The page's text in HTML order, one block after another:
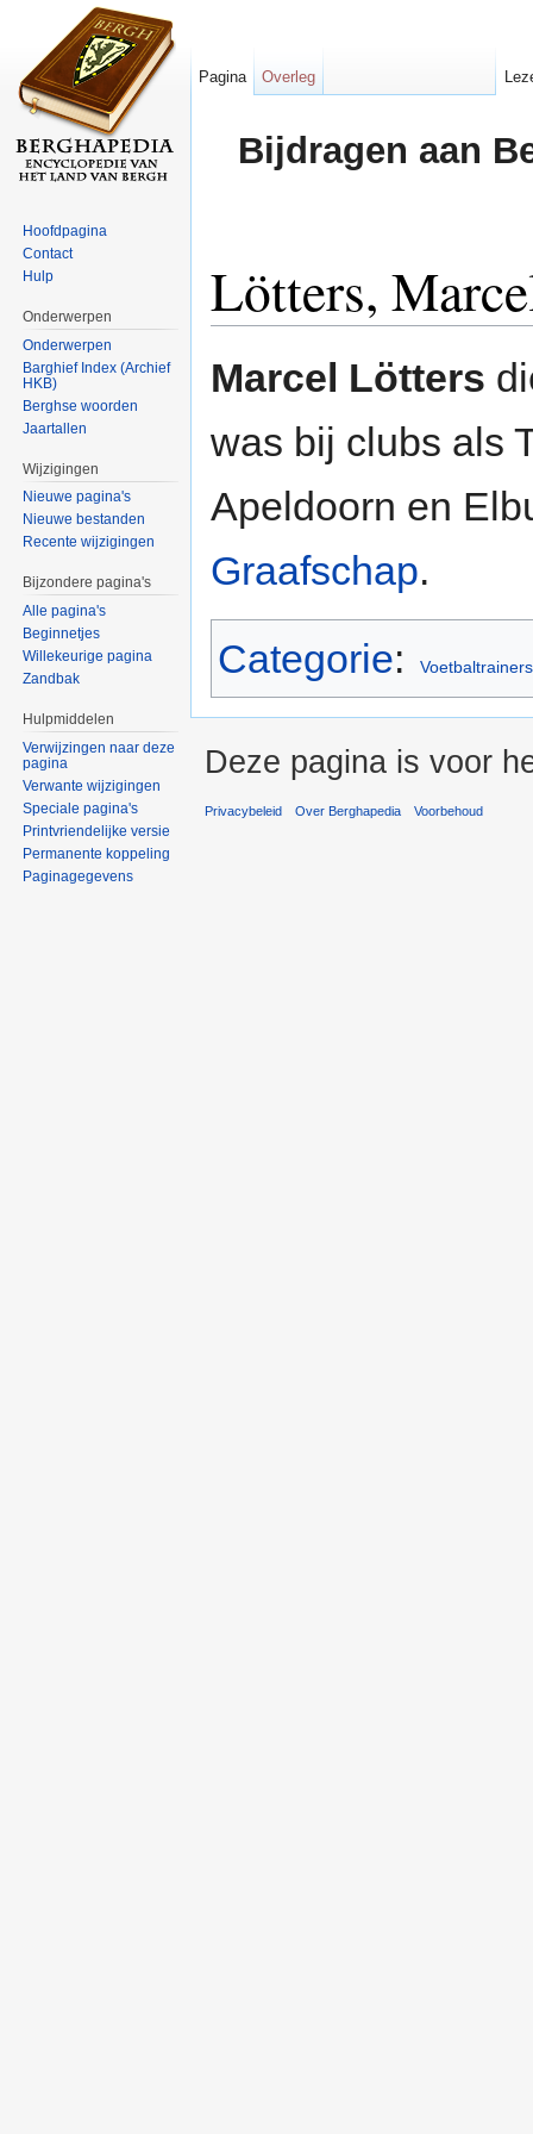
Bijdragen aan
Lötters,
Marcel Lötters
was bij clubs als
Apeldoorn en
Graafschap.
Categorie: Voetbaltrainers
Pagina Overleg
Hoofdpagina
Contact
Hulp
Onderwerpen
Onderwerpen
Barghief Index (Archief
HKB)
Berghse woorden
Jaartallen
Wijzigingen
Nieuwe pagina's
Nieuwe bestanden
Recente wijzigingen
Bijzondere pagina's
Alle pagina's
Beginnetjes
Willekeurige pagina
Zandbak
Hulpmiddelen
Verwijzingen naar deze
pagina
Verwante wijzigingen
Speciale pagina's
Printvriendelijke versie
Permanente koppeling
Paginagegevens
Deze pagina is voor
Privacybeleid Over Berghapedia Voorbehoud